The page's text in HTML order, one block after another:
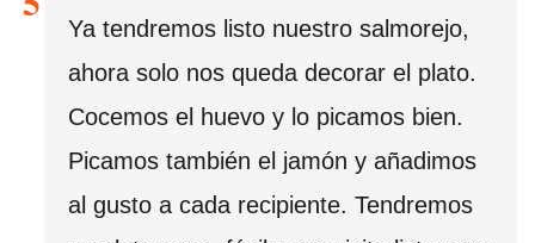
Ya tendremos listo nuestro salmorejo,
ahora solo nos queda decorar el plato.
Cocemos el huevo y lo picamos bien.
Picamos también el jamón y añadimos
al gusto a cada recipiente. Tendremos